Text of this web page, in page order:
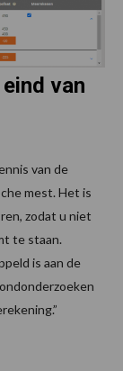
van
van de
mest. Het is
zodat u niet
te staan.
is aan de